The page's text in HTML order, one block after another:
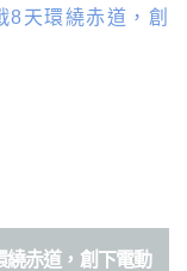
繞赤道，創下電動